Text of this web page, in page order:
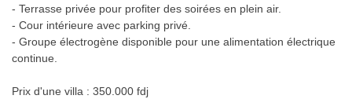
- Terrasse privée pour profiter des soirées en plein air.
- Cour intérieure avec parking privé.
- Groupe électrogène disponible pour une alimentation électrique
continue.
Prix d'une villa : 350.000 fdj